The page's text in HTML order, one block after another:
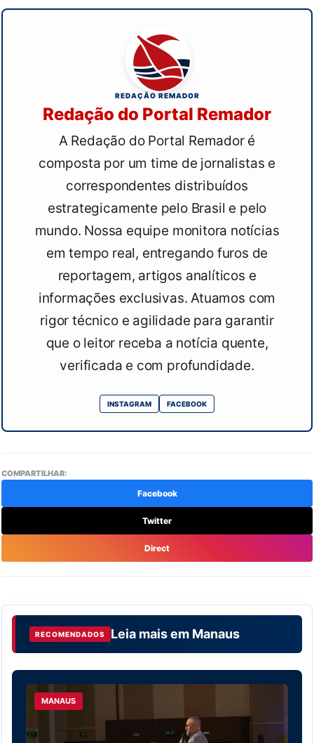
REDAÇÃO REMADOR
Redação do Portal Remador
A Redação do Portal Remador é
composta por um time de jornalistas e
correspondentes distribuídos
estrategicamente pelo Brasil e pelo
mundo. Nossa equipe monitora notícias
em tempo real, entregando furos de
reportagem, artigos analíticos e
informações exclusivas. Atuamos com
rigor técnico e agilidade para garantir
que o leitor receba a notícia quente,
verificada e com profundidade.
INSTAGRAM FACEBOOK
COMPARTILHAR:
Facebook
Twitter
Direct
RECOMENDADOS Leia mais em Manaus
MANAUS